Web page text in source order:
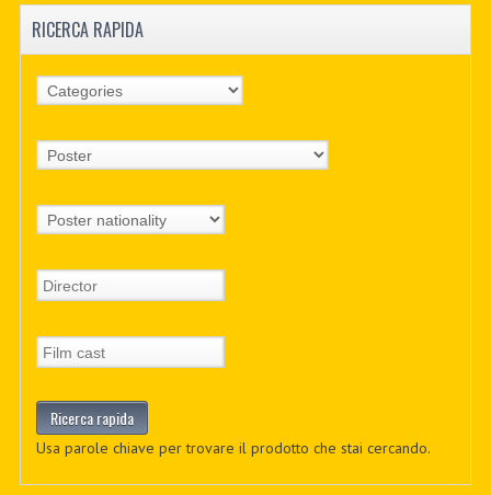
RICERCA RAPIDA
Usa parole chiave per trovare il prodotto che stai cercando.